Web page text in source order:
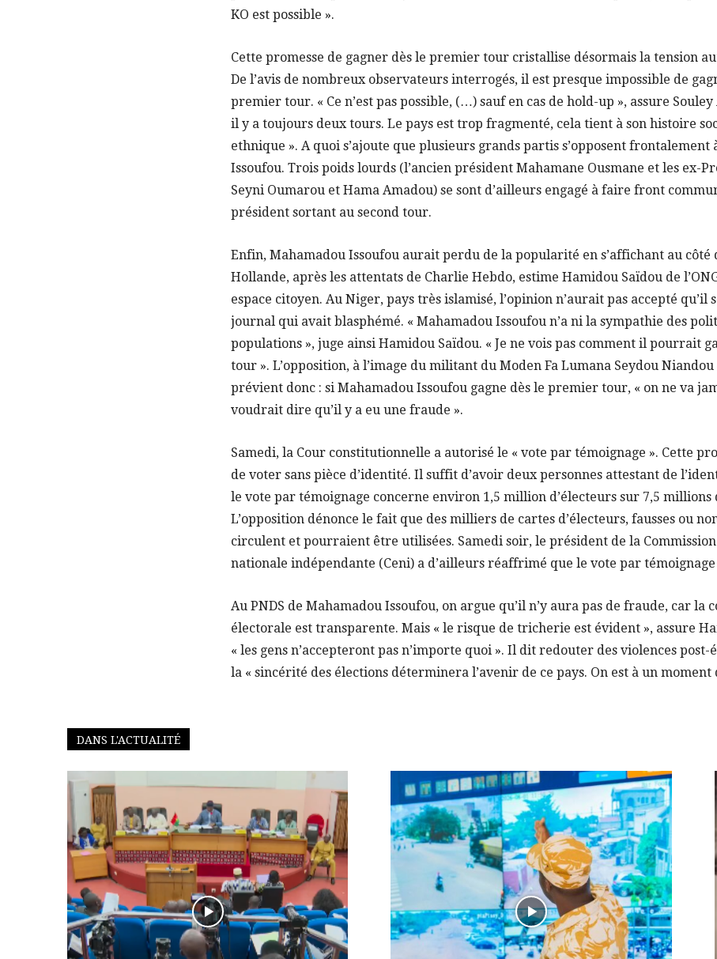
KO est possible ».
Cette promesse de gagner dès le premier tour cristallise désormais la tension
De l’avis de nombreux observateurs interrogés, il est presque impossible de
premier tour. « Ce n’est pas possible, (…) sauf en cas de hold-up », assure
il y a toujours deux tours. Le pays est trop fragmenté, cela tient à son histoire
ethnique ». A quoi s’ajoute que plusieurs grands partis s’opposent frontalement
Issoufou. Trois poids lourds (l’ancien président Mahamane Ousmane et les ex-
Seyni Oumarou et Hama Amadou) se sont d’ailleurs engagé à faire front
président sortant au second tour.
Enfin, Mahamadou Issoufou aurait perdu de la popularité en s’affichant au côté
Hollande, après les attentats de Charlie Hebdo, estime Hamidou Saïdou de
espace citoyen. Au Niger, pays très islamisé, l’opinion n’aurait pas accepté qu’il
journal qui avait blasphémé. « Mahamadou Issoufou n’a ni la sympathie des
populations », juge ainsi Hamidou Saïdou. « Je ne vois pas comment il pourrait
tour ». L’opposition, à l’image du militant du Moden Fa Lumana Seydou
prévient donc : si Mahamadou Issoufou gagne dès le premier tour, « on ne va
voudrait dire qu’il y a eu une fraude ».
Samedi, la Cour constitutionnelle a autorisé le « vote par témoignage ». Cette
de voter sans pièce d’identité. Il suffit d’avoir deux personnes attestant de
le vote par témoignage concerne environ 1,5 million d’électeurs sur 7,5 millions
L’opposition dénonce le fait que des milliers de cartes d’électeurs, fausses ou
circulent et pourraient être utilisées. Samedi soir, le président de la
nationale indépendante (Ceni) a d’ailleurs réaffrimé que le vote par
Au PNDS de Mahamadou Issoufou, on argue qu’il n’y aura pas de fraude, car la
électorale est transparente. Mais « le risque de tricherie est évident », assure
« les gens n’accepteront pas n’importe quoi ». Il dit redouter des violences post-
la « sincérité des élections déterminera l’avenir de ce pays. On est à un moment
DANS L'ACTUALITÉ